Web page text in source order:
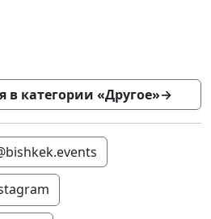
в категории «Другое»→